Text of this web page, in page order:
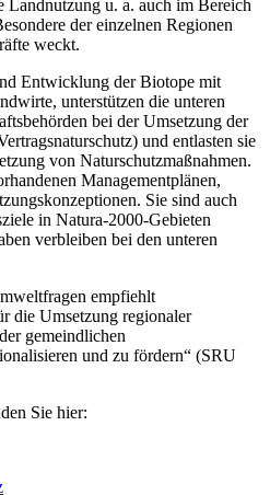
Landnutzung u. a. auch im Bereich
der einzelnen Regionen
weckt.
Entwicklung der Biotope mit
unterstützen die unteren
bei der Umsetzung der
und entlasten sie
von Naturschutzmaßnahmen.
Managementplänen,
Sie sind auch
in Natura-2000-Gebieten
verbleiben bei den unteren
empfiehlt
die Umsetzung regionaler
gemeindlichen
und zu fördern“ (SRU
Sie hier: